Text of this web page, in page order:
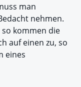
man
nehmen.
kommen die
auf einen zu, so
eines